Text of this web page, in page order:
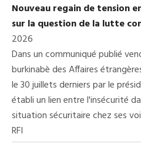
Nouveau regain de tension
sur la question de la lutte
2026
Dans un communiqué publié
burkinabè des Affaires
le 30 juillets derniers par le
établi un lien entre l'insécurité
situation sécuritaire chez ses
RFI